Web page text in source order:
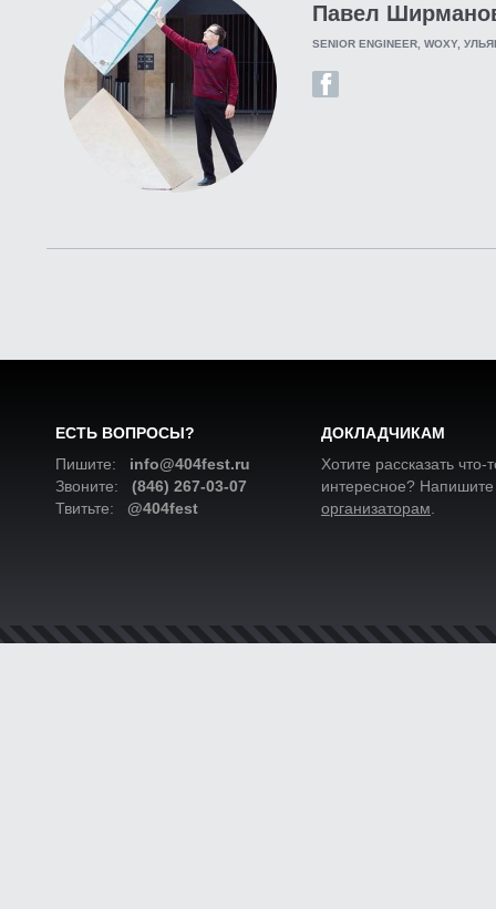
Павел
SENIOR ENGINEER, WOXY,
ЕСТЬ ВОПРОСЫ?
Пишите: info@404fest.ru
Звоните: (846) 267-03-07
Твитьте: @404fest
ДОКЛАДЧИКАМ
Хотите рассказать что-
интересное?
организаторам